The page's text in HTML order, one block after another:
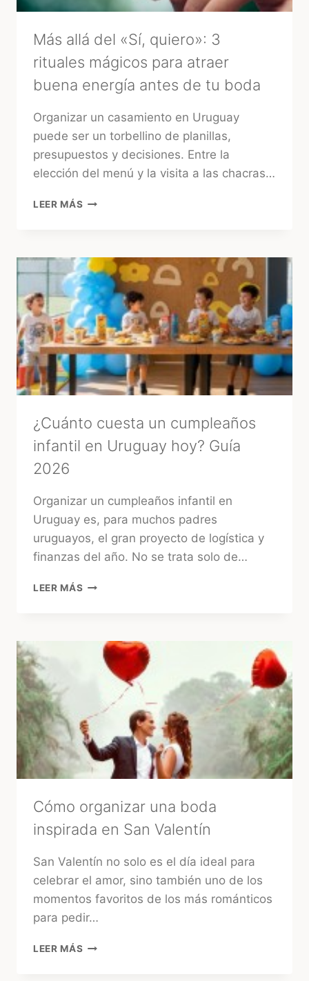
Más allá del «Sí, quiero»: 3
rituales mágicos para atraer
buena energía antes de tu boda
Organizar un casamiento en Uruguay
puede ser un torbellino de planillas,
presupuestos y decisiones. Entre la
elección del menú y la visita a las chacras…
LEER MÁS MÁS
QUIERO»:
3
RITUALES
MÁGICOS
PARA
ATRAER
BUENA
ENERGÍA
ANTES
DE
BODA
¿Cuánto cuesta un cumpleaños
infantil en Uruguay hoy? Guía
2026
Organizar un cumpleaños infantil en
Uruguay es, para muchos padres
uruguayos, el gran proyecto de logística y
finanzas del año. No se trata solo de…
LEER MÁS ¿CUÁNTO
INFANTIL
URUGUAY
2026
Cómo organizar una boda
inspirada en San Valentín
San Valentín no solo es el día ideal para
celebrar el amor, sino también uno de los
momentos favoritos de los más románticos
para pedir…
LEER MÁS CÓMO